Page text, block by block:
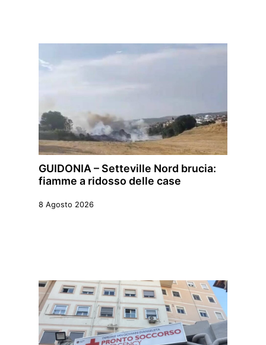
GUIDONIA – Setteville Nord brucia:
fiamme a ridosso delle case
8 Agosto 2026